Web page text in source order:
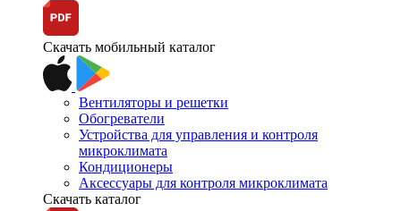
Скачать мобильный каталог
Вентиляторы и решетки
Обогреватели
Устройства для управления и контроля
микроклимата
Кондиционеры
Аксессуары для контроля микроклимата
Скачать каталог